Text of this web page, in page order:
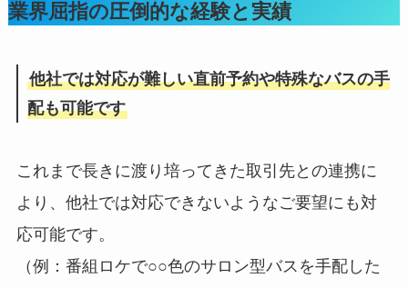
業界屈指の圧倒的な経験と実績
他社では対応が難しい直前予約や特殊なバスの手
配も可能です
これまで長きに渡り培ってきた取引先との連携に
より、他社では対応できないようなご要望にも対
応可能です。
（例：番組ロケで○○色のサロン型バスを手配した